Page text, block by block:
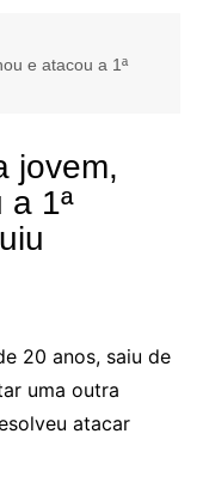
e atacou a 1ª
jovem,
1ª
20 anos, saiu de
uma outra
atacar